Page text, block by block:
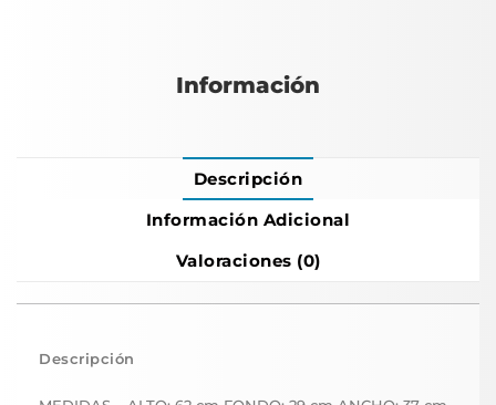
Información
Descripción
Información Adicional
Valoraciones (0)
Descripción